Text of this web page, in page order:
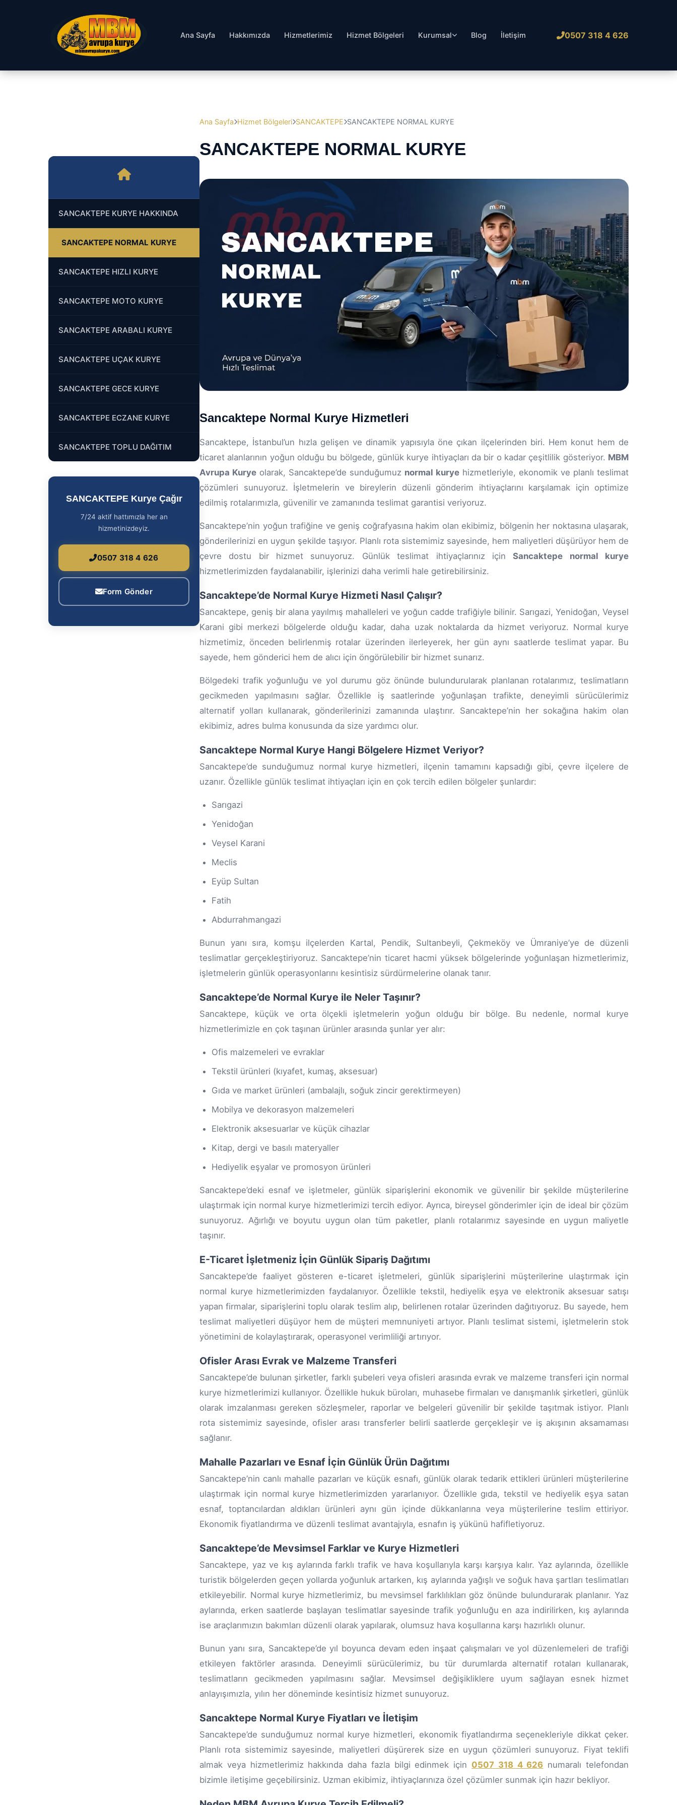
Ana Sayfa Hakkımızda Hizmetlerimiz Hizmet Bölgeleri Kurumsal Blog İletişim 0507 318 4 626
SANCAKTEPE KURYE HAKKINDA
SANCAKTEPE NORMAL KURYE
SANCAKTEPE HIZLI KURYE
SANCAKTEPE MOTO KURYE
SANCAKTEPE ARABALI KURYE
SANCAKTEPE UÇAK KURYE
SANCAKTEPE GECE KURYE
SANCAKTEPE ECZANE KURYE
SANCAKTEPE TOPLU DAĞITIM
SANCAKTEPE Kurye Çağır
7/24 aktif hattımızla her an
hizmetinizdeyiz.
0507 318 4 626
Form Gönder
Ana Sayfa Hizmet Bölgeleri SANCAKTEPE SANCAKTEPE NORMAL KURYE
SANCAKTEPE NORMAL KURYE
Sancaktepe Normal Kurye Hizmetleri
Sancaktepe, İstanbul’un hızla gelişen ve dinamik yapısıyla öne çıkan ilçelerinden biri. Hem konut hem de
ticaret alanlarının yoğun olduğu bu bölgede, günlük kurye ihtiyaçları da bir o kadar çeşitlilik gösteriyor. MBM
Avrupa Kurye olarak, Sancaktepe’de sunduğumuz normal kurye hizmetleriyle, ekonomik ve planlı teslimat
çözümleri sunuyoruz. İşletmelerin ve bireylerin düzenli gönderim ihtiyaçlarını karşılamak için optimize
edilmiş rotalarımızla, güvenilir ve zamanında teslimat garantisi veriyoruz.
Sancaktepe’nin yoğun trafiğine ve geniş coğrafyasına hakim olan ekibimiz, bölgenin her noktasına ulaşarak,
gönderilerinizi en uygun şekilde taşıyor. Planlı rota sistemimiz sayesinde, hem maliyetleri düşürüyor hem de
çevre dostu bir hizmet sunuyoruz. Günlük teslimat ihtiyaçlarınız içinSancaktepe normal kurye
hizmetlerimizden faydalanabilir, işlerinizi daha verimli hale getirebilirsiniz.
Sancaktepe’de Normal Kurye Hizmeti Nasıl Çalışır?
Sancaktepe, geniş bir alana yayılmış mahalleleri ve yoğun cadde trafiğiyle bilinir. Sarıgazi, Yenidoğan, Veysel
Karani gibi merkezi bölgelerde olduğu kadar, daha uzak noktalarda da hizmet veriyoruz. Normal kurye
hizmetimiz, önceden belirlenmiş rotalar üzerinden ilerleyerek, her gün aynı saatlerde teslimat yapar. Bu
sayede, hem gönderici hem de alıcı için öngörülebilir bir hizmet sunarız.
Bölgedeki trafik yoğunluğu ve yol durumu göz önünde bulundurularak planlanan rotalarımız, teslimatların
gecikmeden yapılmasını sağlar. Özellikle iş saatlerinde yoğunlaşan trafikte, deneyimli sürücülerimiz
alternatif yolları kullanarak, gönderilerinizi zamanında ulaştırır. Sancaktepe’nin her sokağına hakim olan
ekibimiz, adres bulma konusunda da size yardımcı olur.
Sancaktepe Normal Kurye Hangi Bölgelere Hizmet Veriyor?
Sancaktepe’de sunduğumuz normal kurye hizmetleri, ilçenin tamamını kapsadığı gibi, çevre ilçelere de
uzanır. Özellikle günlük teslimat ihtiyaçları için en çok tercih edilen bölgeler şunlardır:
Sarıgazi
Yenidoğan
Veysel Karani
Meclis
Eyüp Sultan
Fatih
Abdurrahmangazi
Bunun yanı sıra, komşu ilçelerden Kartal, Pendik, Sultanbeyli, Çekmeköy ve Ümraniye’ye de düzenli
teslimatlar gerçekleştiriyoruz. Sancaktepe’nin ticaret hacmi yüksek bölgelerinde yoğunlaşan hizmetlerimiz,
işletmelerin günlük operasyonlarını kesintisiz sürdürmelerine olanak tanır.
Sancaktepe’de Normal Kurye ile Neler Taşınır?
Sancaktepe, küçük ve orta ölçekli işletmelerin yoğun olduğu bir bölge. Bu nedenle, normal kurye
hizmetlerimizle en çok taşınan ürünler arasında şunlar yer alır:
Ofis malzemeleri ve evraklar
Tekstil ürünleri (kıyafet, kumaş, aksesuar)
Gıda ve market ürünleri (ambalajlı, soğuk zincir gerektirmeyen)
Mobilya ve dekorasyon malzemeleri
Elektronik aksesuarlar ve küçük cihazlar
Kitap, dergi ve basılı materyaller
Hediyelik eşyalar ve promosyon ürünleri
Sancaktepe’deki esnaf ve işletmeler, günlük siparişlerini ekonomik ve güvenilir bir şekilde müşterilerine
ulaştırmak için normal kurye hizmetlerimizi tercih ediyor. Ayrıca, bireysel gönderimler için de ideal bir çözüm
sunuyoruz. Ağırlığı ve boyutu uygun olan tüm paketler, planlı rotalarımız sayesinde en uygun maliyetle
taşınır.
E-Ticaret İşletmeniz İçin Günlük Sipariş Dağıtımı
Sancaktepe’de faaliyet gösteren e-ticaret işletmeleri, günlük siparişlerini müşterilerine ulaştırmak için
normal kurye hizmetlerimizden faydalanıyor. Özellikle tekstil, hediyelik eşya ve elektronik aksesuar satışı
yapan firmalar, siparişlerini toplu olarak teslim alıp, belirlenen rotalar üzerinden dağıtıyoruz. Bu sayede, hem
teslimat maliyetleri düşüyor hem de müşteri memnuniyeti artıyor. Planlı teslimat sistemi, işletmelerin stok
yönetimini de kolaylaştırarak, operasyonel verimliliği artırıyor.
Ofisler Arası Evrak ve Malzeme Transferi
Sancaktepe’de bulunan şirketler, farklı şubeleri veya ofisleri arasında evrak ve malzeme transferi için normal
kurye hizmetlerimizi kullanıyor. Özellikle hukuk büroları, muhasebe firmaları ve danışmanlık şirketleri, günlük
olarak imzalanması gereken sözleşmeler, raporlar ve belgeleri güvenilir bir şekilde taşıtmak istiyor. Planlı
rota sistemimiz sayesinde, ofisler arası transferler belirli saatlerde gerçekleşir ve iş akışının aksamaması
sağlanır.
Mahalle Pazarları ve Esnaf İçin Günlük Ürün Dağıtımı
Sancaktepe’nin canlı mahalle pazarları ve küçük esnafı, günlük olarak tedarik ettikleri ürünleri müşterilerine
ulaştırmak için normal kurye hizmetlerimizden yararlanıyor. Özellikle gıda, tekstil ve hediyelik eşya satan
esnaf, toptancılardan aldıkları ürünleri aynı gün içinde dükkanlarına veya müşterilerine teslim ettiriyor.
Ekonomik fiyatlandırma ve düzenli teslimat avantajıyla, esnafın iş yükünü hafifletiyoruz.
Sancaktepe’de Mevsimsel Farklar ve Kurye Hizmetleri
Sancaktepe, yaz ve kış aylarında farklı trafik ve hava koşullarıyla karşı karşıya kalır. Yaz aylarında, özellikle
turistik bölgelerden geçen yollarda yoğunluk artarken, kış aylarında yağışlı ve soğuk hava şartları teslimatları
etkileyebilir. Normal kurye hizmetlerimiz, bu mevsimsel farklılıkları göz önünde bulundurarak planlanır. Yaz
aylarında, erken saatlerde başlayan teslimatlar sayesinde trafik yoğunluğu en aza indirilirken, kış aylarında
ise araçlarımızın bakımları düzenli olarak yapılarak, olumsuz hava koşullarına karşı hazırlıklı olunur.
Bunun yanı sıra, Sancaktepe’de yıl boyunca devam eden inşaat çalışmaları ve yol düzenlemeleri de trafiği
etkileyen faktörler arasında. Deneyimli sürücülerimiz, bu tür durumlarda alternatif rotaları kullanarak,
teslimatların gecikmeden yapılmasını sağlar. Mevsimsel değişikliklere uyum sağlayan esnek hizmet
anlayışımızla, yılın her döneminde kesintisiz hizmet sunuyoruz.
Sancaktepe Normal Kurye Fiyatları ve İletişim
Sancaktepe’de sunduğumuz normal kurye hizmetleri, ekonomik fiyatlandırma seçenekleriyle dikkat çeker.
Planlı rota sistemimiz sayesinde, maliyetleri düşürerek size en uygun çözümleri sunuyoruz. Fiyat teklifi
almak veya hizmetlerimiz hakkında daha fazla bilgi edinmek için 0507 318 4 626 numaralı telefondan
bizimle iletişime geçebilirsiniz. Uzman ekibimiz, ihtiyaçlarınıza özel çözümler sunmak için hazır bekliyor.